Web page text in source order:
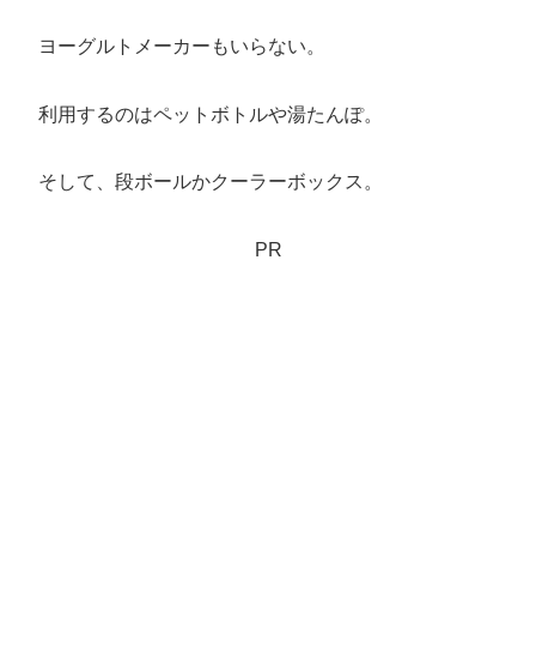
ヨーグルトメーカーもいらない。
利用するのはペットボトルや湯たんぽ。
そして、段ボールかクーラーボックス。
PR